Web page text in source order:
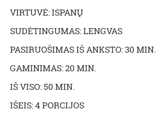
VIRTUVĖ: ISPANŲ
SUDĖTINGUMAS: LENGVAS
PASIRUOŠIMAS IŠ ANKSTO: 30 MIN.
GAMINIMAS: 20 MIN.
IŠ VISO: 50 MIN.
IŠEIS: 4 PORCIJOS